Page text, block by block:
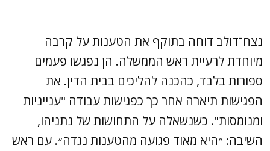
נצח־דולב דוחה בתוקף את הטענות על קרבה
מיוחדת לרעיית ראש הממשלה. הן נפגשו פעמים
ספורות בלבד, כהכנה להליכים בבית הדין. את
הפגישות תיארה אחר כך כפגישות עבודה "ענייניות
ומנומסות". כשנשאלה על התחושות של נתניהו,
השיבה: ״היא מאוד פגועה מהטענות נגדה״. עם ראש